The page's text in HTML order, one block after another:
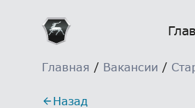
Главная / Вакансии /
Назад